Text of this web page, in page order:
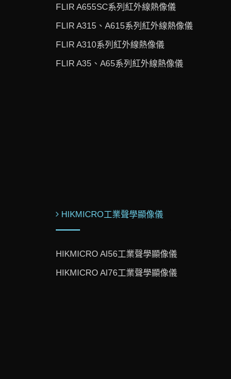
FLIR A655SC系列紅外線熱像儀
FLIR A315、A615系列紅外線熱像儀
FLIR A310系列紅外線熱像儀
FLIR A35、A65系列紅外線熱像儀
HIKMICRO工業聲學顯像儀
HIKMICRO AI56工業聲學顯像儀
HIKMICRO AI76工業聲學顯像儀